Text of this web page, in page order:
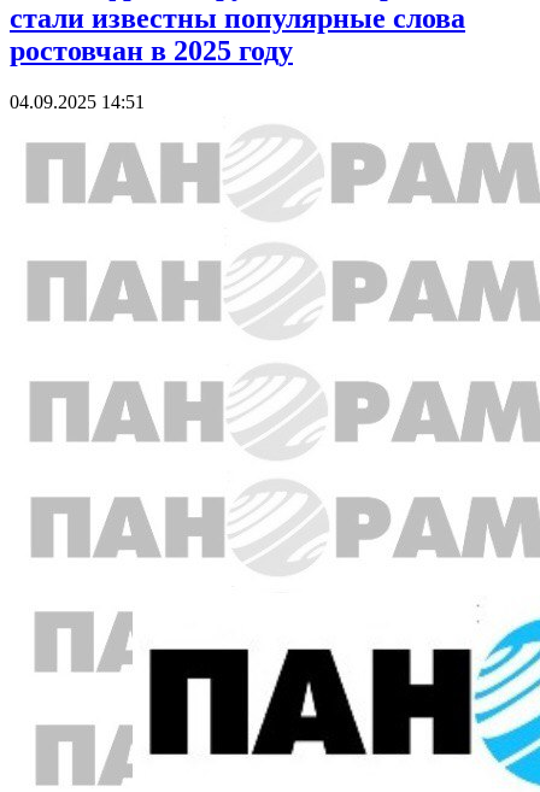
стали известны популярные слова
ростовчан в 2025 году
04.09.2025 14:51